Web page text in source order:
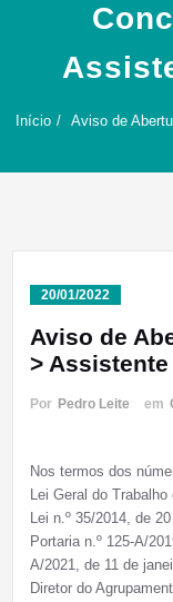
Início Aviso de
20/01/2022
Aviso de
>
Por Pedro Leite em
Nos termos dos
Lei Geral do
Lei n.º 35/2014, de
Portaria n.º 125-A/
A/2021, de 11 de
Diretor do